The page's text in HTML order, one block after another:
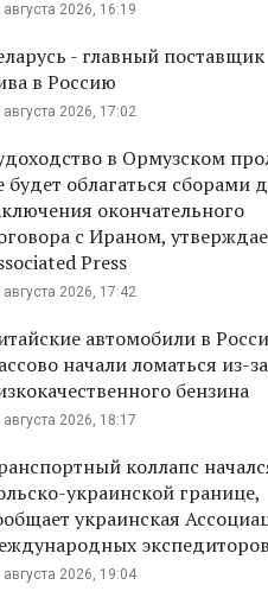
августа 2026, 16:19
- главный поставщик
в Россию
августа 2026, 17:02
в Ормузском
будет облагаться сборами
окончательного
с Ираном,
Press
августа 2026, 17:42
автомобили в
начали ломаться из-за
бензина
августа 2026, 18:17
коллапс
украинской границе,
украинская
экспедиторов
августа 2026, 19:04